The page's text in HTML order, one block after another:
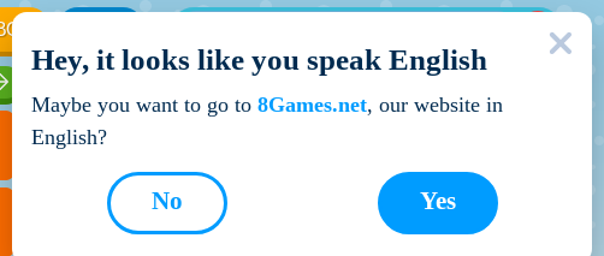
Кращі ігри
Hey, it looks like you speak English
Maybe you want to go to 8Games.net, our website in
English?
Yes
No